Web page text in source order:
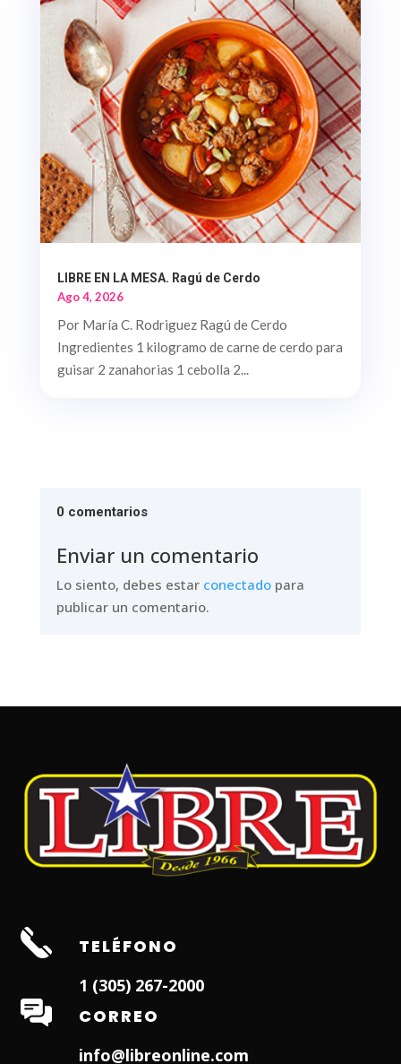
LIBRE EN LA MESA. Ragú de Cerdo
Ago 4, 2026
Por María C. Rodriguez Ragú de Cerdo
Ingredientes 1 kilogramo de carne de cerdo para
guisar 2 zanahorias 1 cebolla 2...
0 comentarios
Enviar un comentario
Lo siento, debes estar conectadopara
publicar un comentario.
TELÉFONO
1 (305) 267-2000
CORREO
info@libreonline.com